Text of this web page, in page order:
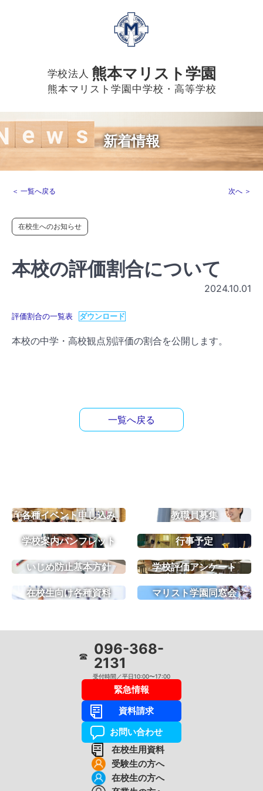
学校法人 熊本マリスト学園
熊本マリスト学園中学校・高等学校
新着情報
＜ 一覧へ戻る 次へ ＞
在校生へのお知らせ
本校の評価割合について
2024.10.01
評価割合の一覧表 ダウンロード
本校の中学・高校観点別評価の割合を公開します。
一覧へ戻る
各種イベント申し込み 教職員募集
学校案内パンフレット 行事予定
いじめ防止基本方針 学校評価アンケート
在校生向け各種資料 マリスト学園同窓会
☎ 096-368-
2131
受付時間／平日10:00〜17:00
緊急情報
資料請求
お問い合わせ
在校生用資料
受験生の方へ
在校生の方へ